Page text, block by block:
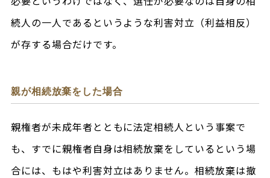
続人の一人であるというような利害対立（利益相反）
が存する場合だけです。
親が相続放棄をした場合
親権者が未成年者とともに法定相続人という事案で
も、すでに親権者自身は相続放棄をしているという場
合には、もはや利害対立はありません。相続放棄は撤